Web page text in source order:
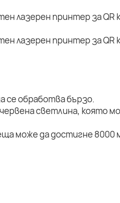
се обработва бързо.
светлина, която
може да достигне 8000